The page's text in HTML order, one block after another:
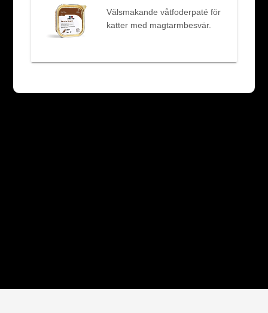
Välsmakande våtfoderpaté för
katter med magtarmbesvär.